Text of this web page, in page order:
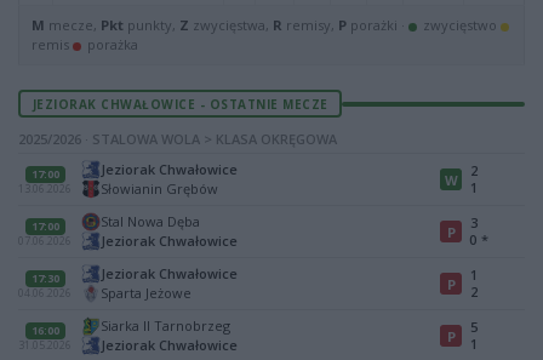
M mecze, Pkt punkty, Z zwycięstwa, R remisy, P porażki ·
zwycięstwo
remis
porażka
JEZIORAK CHWAŁOWICE - OSTATNIE MECZE
2025/2026 · STALOWA WOLA > KLASA OKRĘGOWA
17:00
13.06.2026
Jeziorak Chwałowice
Słowianin Grębów
W
2
1
17:00
07.06.2026
Stal Nowa Dęba
Jeziorak Chwałowice
P
3
0 *
17:30
04.06.2026
Jeziorak Chwałowice
Sparta Jeżowe
P
1
2
16:00
31.05.2026
Siarka II Tarnobrzeg
Jeziorak Chwałowice
P
5
1